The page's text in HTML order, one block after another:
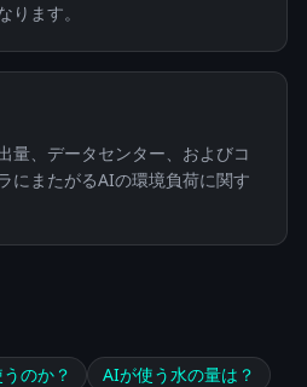
ります。
量、データセンター、およびコ
にまたがるAIの環境負荷に関す
のか？
AIが使う水の量は？